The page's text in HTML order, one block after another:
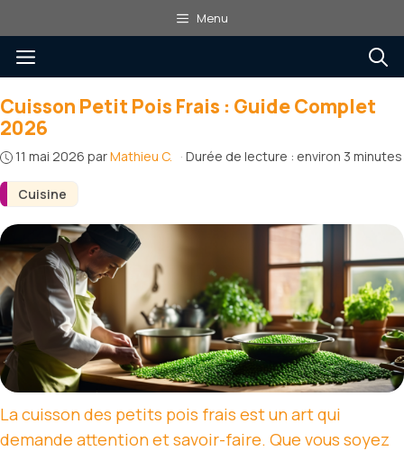
au
contenu
Menu
Menu
Cuisine
Cuisson Petit Pois Frais : Guide Complet
2026
11 mai 2026 parMathieu C. · Durée de lecture : environ 3 minutes
La cuisson des petits pois frais est un art qui
demande attention et savoir-faire. Que vous soyez